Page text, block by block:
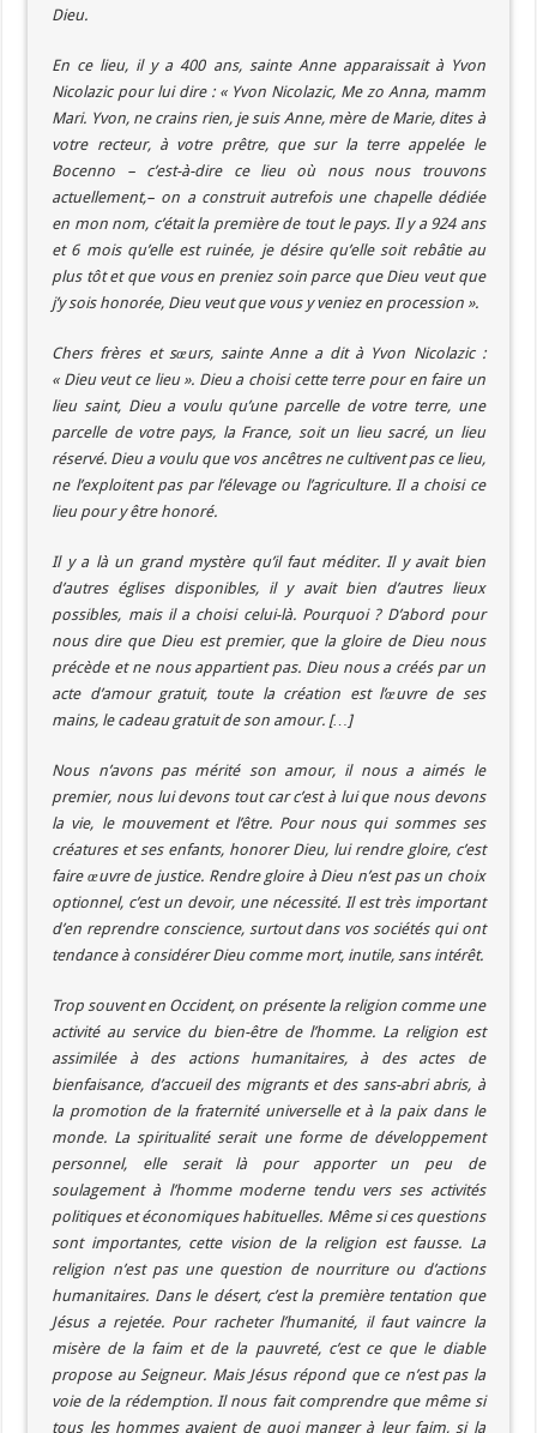
Dieu.
En ce lieu, il y a 400 ans, sainte Anne apparaissait à Yvon
Nicolazic pour lui dire : « Yvon Nicolazic, Me zo Anna, mamm
Mari. Yvon, ne crains rien, je suis Anne, mère de Marie, dites à
votre recteur, à votre prêtre, que sur la terre appelée le
Bocenno – c’est-à-dire ce lieu où nous nous trouvons
actuellement,– on a construit autrefois une chapelle dédiée
en mon nom, c’était la première de tout le pays. Il y a 924 ans
et 6 mois qu’elle est ruinée, je désire qu’elle soit rebâtie au
plus tôt et que vous en preniez soin parce que Dieu veut que
j’y sois honorée, Dieu veut que vous y veniez en procession ».
Chers frères et sœurs, sainte Anne a dit à Yvon Nicolazic :
« Dieu veut ce lieu ». Dieu a choisi cette terre pour en faire un
lieu saint, Dieu a voulu qu’une parcelle de votre terre, une
parcelle de votre pays, la France, soit un lieu sacré, un lieu
réservé. Dieu a voulu que vos ancêtres ne cultivent pas ce lieu,
ne l’exploitent pas par l’élevage ou l’agriculture. Il a choisi ce
lieu pour y être honoré.
Il y a là un grand mystère qu’il faut méditer. Il y avait bien
d’autres églises disponibles, il y avait bien d’autres lieux
possibles, mais il a choisi celui-là. Pourquoi ? D’abord pour
nous dire que Dieu est premier, que la gloire de Dieu nous
précède et ne nous appartient pas. Dieu nous a créés par un
acte d’amour gratuit, toute la création est l’œuvre de ses
mains, le cadeau gratuit de son amour. […]
Nous n’avons pas mérité son amour, il nous a aimés le
premier, nous lui devons tout car c’est à lui que nous devons
la vie, le mouvement et l’être. Pour nous qui sommes ses
créatures et ses enfants, honorer Dieu, lui rendre gloire, c’est
faire œuvre de justice. Rendre gloire à Dieu n’est pas un choix
optionnel, c’est un devoir, une nécessité. Il est très important
d’en reprendre conscience, surtout dans vos sociétés qui ont
tendance à considérer Dieu comme mort, inutile, sans intérêt.
Trop souvent en Occident, on présente la religion comme une
activité au service du bien-être de l’homme. La religion est
assimilée à des actions humanitaires, à des actes de
bienfaisance, d’accueil des migrants et des sans-abri abris, à
la promotion de la fraternité universelle et à la paix dans le
monde. La spiritualité serait une forme de développement
personnel, elle serait là pour apporter un peu de
soulagement à l’homme moderne tendu vers ses activités
politiques et économiques habituelles. Même si ces questions
sont importantes, cette vision de la religion est fausse. La
religion n’est pas une question de nourriture ou d’actions
humanitaires. Dans le désert, c’est la première tentation que
Jésus a rejetée. Pour racheter l’humanité, il faut vaincre la
misère de la faim et de la pauvreté, c’est ce que le diable
propose au Seigneur. Mais Jésus répond que ce n’est pas la
voie de la rédemption. Il nous fait comprendre que même si
tous les hommes avaient de quoi manger à leur faim, si la